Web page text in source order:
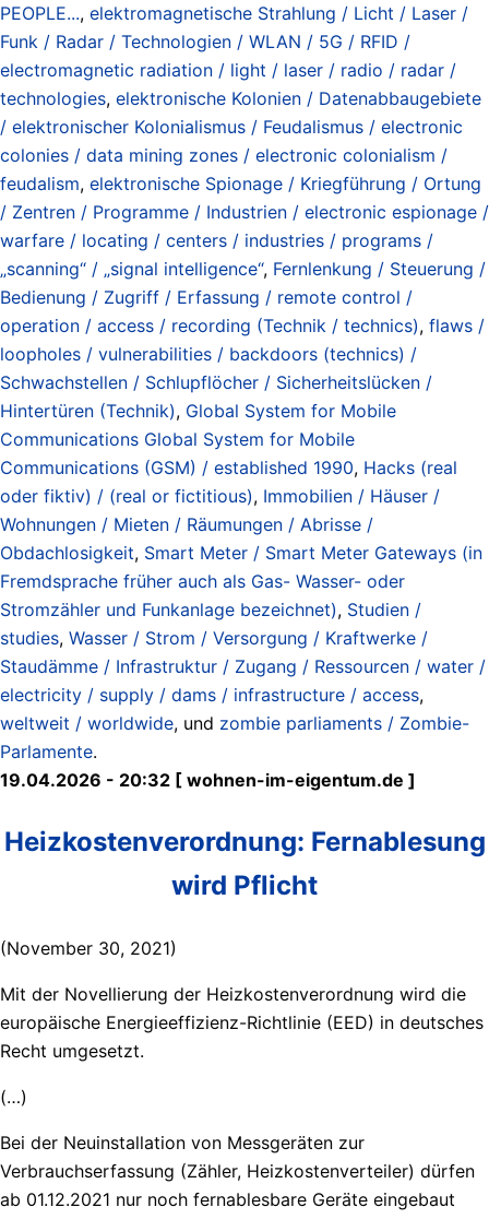
PEOPLE..., elektromagnetische Strahlung / Licht / Laser /
Funk / Radar / Technologien / WLAN / 5G / RFID /
electromagnetic radiation / light / laser / radio / radar /
technologies, elektronische Kolonien / Datenabbaugebiete
/ elektronischer Kolonialismus / Feudalismus / electronic
colonies / data mining zones / electronic colonialism /
feudalism, elektronische Spionage / Kriegführung / Ortung
/ Zentren / Programme / Industrien / electronic espionage /
warfare / locating / centers / industries / programs /
„scanning“ / „signal intelligence“, Fernlenkung / Steuerung /
Bedienung / Zugriff / Erfassung / remote control /
operation / access / recording (Technik / technics), flaws /
loopholes / vulnerabilities / backdoors (technics) /
Schwachstellen / Schlupflöcher / Sicherheitslücken /
Hintertüren (Technik), Global System for Mobile
Communications Global System for Mobile
Communications (GSM) / established 1990, Hacks (real
oder fiktiv) / (real or fictitious), Immobilien / Häuser /
Wohnungen / Mieten / Räumungen / Abrisse /
Obdachlosigkeit, Smart Meter / Smart Meter Gateways (in
Fremdsprache früher auch als Gas- Wasser- oder
Stromzähler und Funkanlage bezeichnet), Studien /
studies, Wasser / Strom / Versorgung / Kraftwerke /
Staudämme / Infrastruktur / Zugang / Ressourcen / water /
electricity / supply / dams / infrastructure / access,
weltweit / worldwide, und zombie parliaments / Zombie-
Parlamente.
19.04.2026 - 20:32 [ wohnen-im-eigentum.de ]
Heizkostenverordnung: Fernablesung
wird Pflicht
(November 30, 2021)
Mit der Novellierung der Heizkostenverordnung wird die
europäische Energieeffizienz-Richtlinie (EED) in deutsches
Recht umgesetzt.
(…)
Bei der Neuinstallation von Messgeräten zur
Verbrauchserfassung (Zähler, Heizkostenverteiler) dürfen
ab 01.12.2021 nur noch fernablesbare Geräte eingebaut